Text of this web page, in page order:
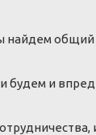
найдем
и